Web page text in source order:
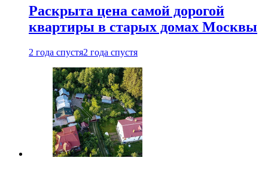
Раскрыта цена самой дорогой
квартиры в старых домах Москвы
2 года спустя2 года спустя